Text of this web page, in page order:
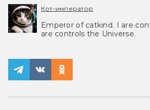
Кот-император
Emperor of catkind. I are
are controls the Universe.